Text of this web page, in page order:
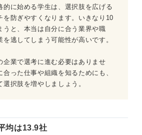
的に始める学生は、選択肢を広げる
を防ぎやすくなります。いきなり10
うと、本当は自分に合う業界や職
逃してしまう可能性が高いです。
企業で選考に進む必要はありませ
った仕事や組織を知るためにも、
択肢を増やしましょう。
均は13.9社